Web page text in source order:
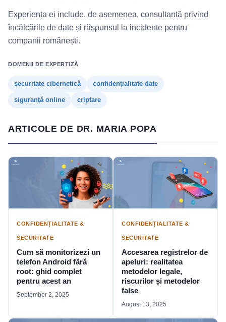
Experiența ei include, de asemenea, consultanță privind
încălcările de date și răspunsul la incidente pentru
companii românești.
DOMENII DE EXPERTIZĂ
securitate cibernetică confidențialitate date
siguranță online criptare
ARTICOLE DE DR. MARIA POPA
CONFIDENȚIALITATE &
SECURITATE
Cum să monitorizezi un
telefon Android fără
root: ghid complet
pentru acest an
September 2, 2025
CONFIDENȚIALITATE &
SECURITATE
Accesarea registrelor de
apeluri: realitatea
metodelor legale,
riscurilor și metodelor
false
August 13, 2025